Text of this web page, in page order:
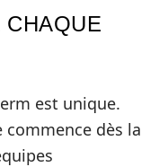
CHAQUE
est unique.
commence dès la